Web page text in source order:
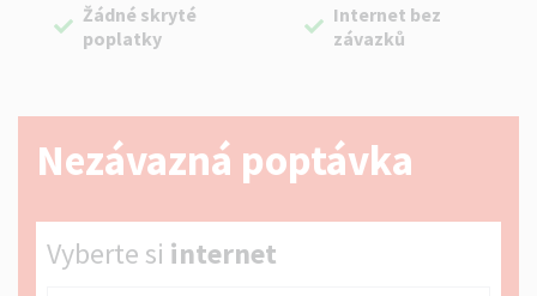
Žádné skryté
poplatky
Internet bez
závazků
Nezávazná poptávka
Vyberte si internet
Vyberte si internet